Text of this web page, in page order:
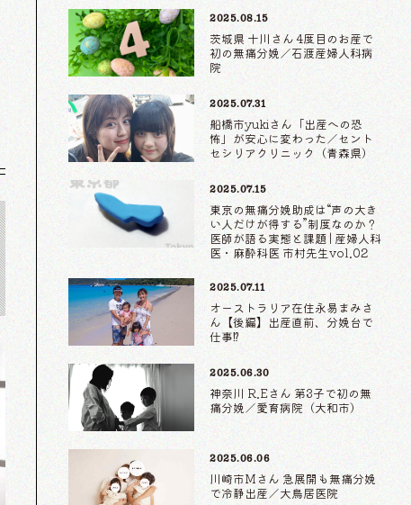
2025.08.15
茨城県 十川さん 4度目のお産で
初の無痛分娩／石渡産婦人科病
院
2025.07.31
船橋市yukiさん「出産への恐
怖」が安心に変わった／セント
セシリアクリニック（青森県）
2025.07.15
東京の無痛分娩助成は“声の大き
い人だけが得する”制度なのか？
医師が語る実態と課題 | 産婦人科
医・麻酔科医 市村先生vol.02
2025.07.11
オーストラリア在住永易まみさ
ん【後編】出産直前、分娩台で
仕事⁉
2025.06.30
神奈川 R.Eさん 第3子で初の無
痛分娩／愛育病院（大和市）
2025.06.06
川崎市Mさん 急展開も無痛分娩
で冷静出産／大鳥居医院